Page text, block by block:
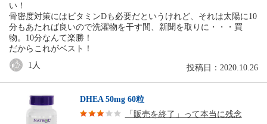
い！
骨密度対策にはビタミンDも必要だというけれど、それは太陽に10
分もあたれば良いので洗濯物を干す間、新聞を取りに・・・買
物。10分なんて楽勝！
だからこれがベスト！
投稿日：2020.10.26
1 人
DHEA 50mg 60粒
「販売を終了」って本当に残念